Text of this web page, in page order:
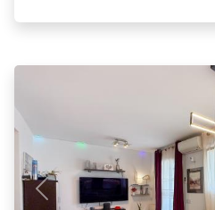
Previous